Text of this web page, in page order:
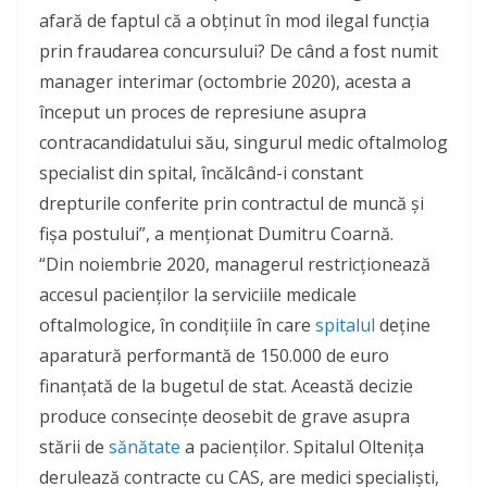
afară de faptul că a obținut în mod ilegal funcția
prin fraudarea concursului? De când a fost numit
manager interimar (octombrie 2020), acesta a
început un proces de represiune asupra
contracandidatului său, singurul medic oftalmolog
specialist din spital, încălcând-i constant
drepturile conferite prin contractul de muncă și
fișa postului”, a menționat Dumitru Coarnă.
“Din noiembrie 2020, managerul restricționează
accesul pacienților la serviciile medicale
oftalmologice, în condițiile în care spitalul deține
aparatură performantă de 150.000 de euro
finanțată de la bugetul de stat. Această decizie
produce consecințe deosebit de grave asupra
stării de sănătate a pacienților. Spitalul Oltenița
derulează contracte cu CAS, are medici specialiști,